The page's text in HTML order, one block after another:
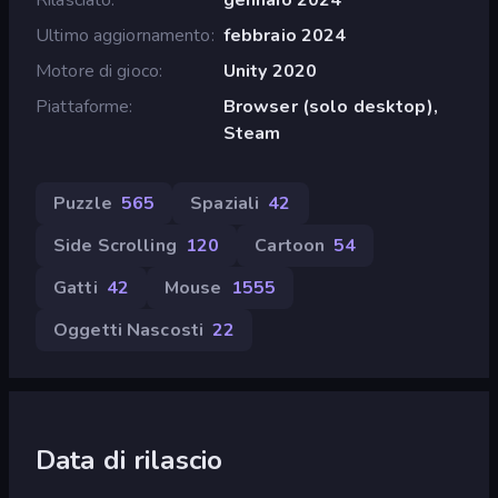
Ultimo aggiornamento febbraio 2024
Motore di gioco
Unity 2020
Piattaforme
Browser (solo desktop),
Steam
Puzzle 565 Spaziali 42
Side Scrolling 120 Cartoon 54
Gatti 42 Mouse 1555
Oggetti Nascosti 22
Data di rilascio